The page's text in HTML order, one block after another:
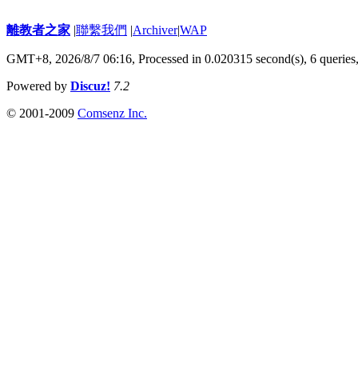
離教者之家 |聯繫我們 |Archiver|WAP
GMT+8, 2026/8/7 06:16, Processed in 0.020315 second(s), 6
Powered by Discuz! 7.2
© 2001-2009 Comsenz Inc.